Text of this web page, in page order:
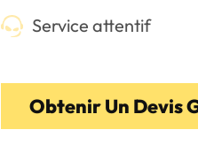
Service attentif
Obtenir Un Devis